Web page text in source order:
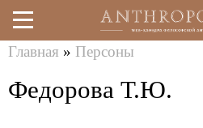
Перейти
к
здесь
Главная » Персоны
Федорова Т.Ю.